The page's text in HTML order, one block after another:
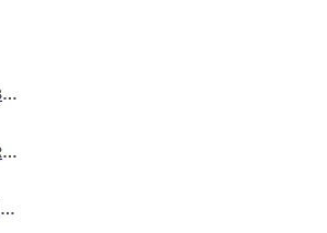
VENDA DE MORADIAS NO DISTRITO DE LISBOA
VENDA DE MORADIAS NO DISTRITO DO PORTO
VENDA DE MORADIAS NO DISTRITO DE AVEIRO